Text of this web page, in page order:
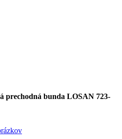
prechodná bunda LOSAN 723-